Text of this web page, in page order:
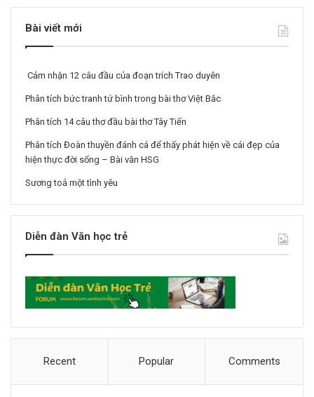
Bài viết mới
Cảm nhận 12 câu đầu của đoạn trích Trao duyên
Phân tích bức tranh tứ bình trong bài thơ Việt Bắc
Phân tích 14 câu thơ đầu bài thơ Tây Tiến
Phân tích Đoàn thuyền đánh cá để thấy phát hiện về cái đẹp của
hiện thực đời sống – Bài văn HSG
Sương toả một tình yêu
Diễn đàn Văn học trẻ
Recent Popular Comments